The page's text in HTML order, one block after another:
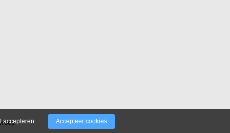
accepteren Accepteer cookies